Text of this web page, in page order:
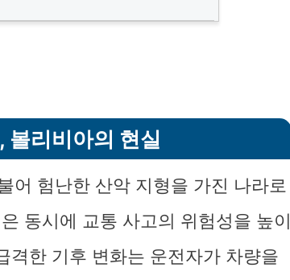
볼리비아의 현실
어 험난한 산악 지형을 가진 나라로
동시에 교통 사고의 위험성을 높이
격한 기후 변화는 운전자가 차량을